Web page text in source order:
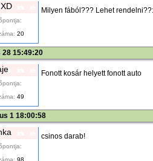
20
Milyen fából??? Lehet
28 15:49:20
49
Fonott kosár helyett fonott auto
1 18:00:58
98
csinos darab!